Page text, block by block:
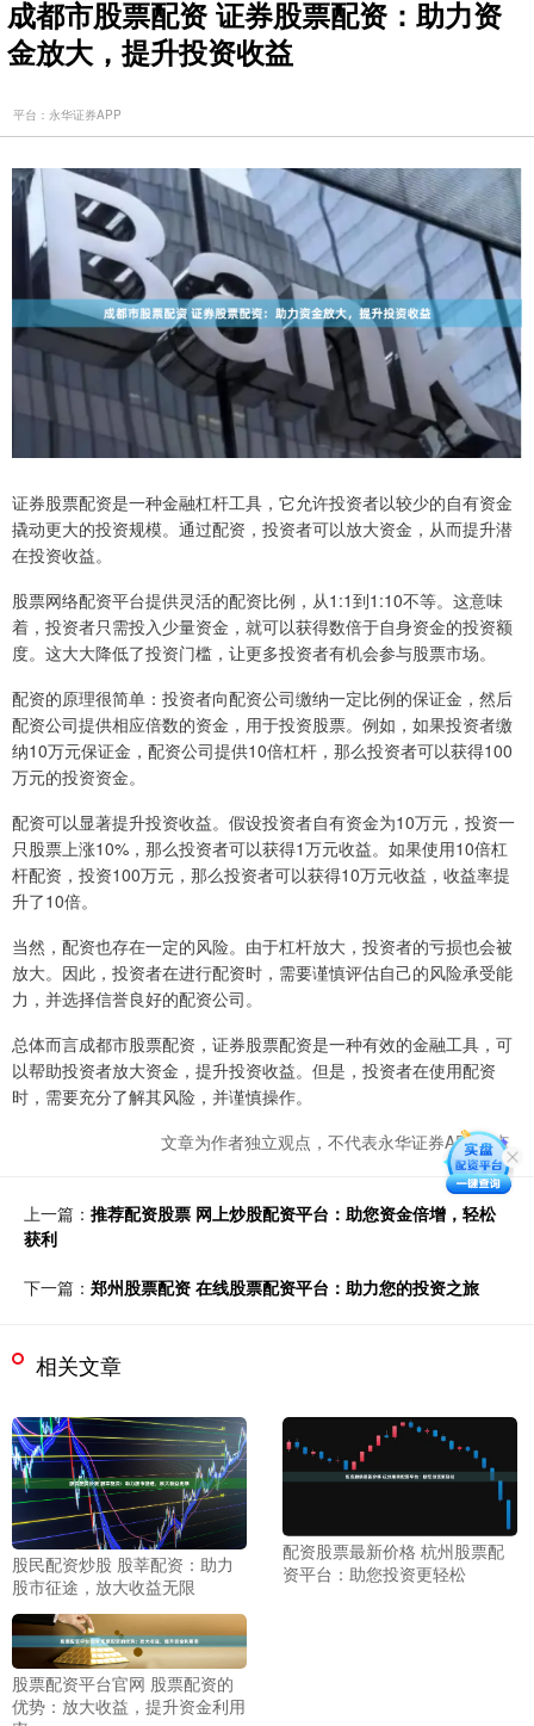
成都市股票配资 证券股票配资：助力资
金放大，提升投资收益
平台：永华证券APP
证券股票配资是一种金融杠杆工具，它允许投资者以较少的自有资金
撬动更大的投资规模。通过配资，投资者可以放大资金，从而提升潜
在投资收益。
股票网络配资平台提供灵活的配资比例，从1:1到1:10不等。这意味
着，投资者只需投入少量资金，就可以获得数倍于自身资金的投资额
度。这大大降低了投资门槛，让更多投资者有机会参与股票市场。
配资的原理很简单：投资者向配资公司缴纳一定比例的保证金，然后
配资公司提供相应倍数的资金，用于投资股票。例如，如果投资者缴
纳10万元保证金，配资公司提供10倍杠杆，那么投资者可以获得100
万元的投资资金。
配资可以显著提升投资收益。假设投资者自有资金为10万元，投资一
只股票上涨10%，那么投资者可以获得1万元收益。如果使用10倍杠
杆配资，投资100万元，那么投资者可以获得10万元收益，收益率提
升了10倍。
当然，配资也存在一定的风险。由于杠杆放大，投资者的亏损也会被
放大。因此，投资者在进行配资时，需要谨慎评估自己的风险承受能
力，并选择信誉良好的配资公司。
总体而言成都市股票配资，证券股票配资是一种有效的金融工具，可
以帮助投资者放大资金，提升投资收益。但是，投资者在使用配资
时，需要充分了解其风险，并谨慎操作。
文章为作者独立观点，不代表永华证券APP观点
上一篇： 推荐配资股票 网上炒股配资平台：助您资金倍增，轻松
获利
下一篇： 郑州股票配资 在线股票配资平台：助力您的投资之旅
相关文章
股民配资炒股 股莘配资：助力
股市征途，放大收益无限
配资股票最新价格 杭州股票配
资平台：助您投资更轻松
股票配资平台官网 股票配资的
优势：放大收益，提升资金利用